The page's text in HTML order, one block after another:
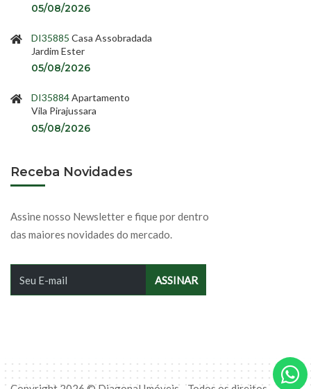
05/08/2026
DI35885 Casa Assobradada
Jardim Ester
05/08/2026
DI35884Apartamento
Vila Pirajussara
05/08/2026
Receba Novidades
Assine nosso Newsletter e fique por dentro
das maiores novidades do mercado.